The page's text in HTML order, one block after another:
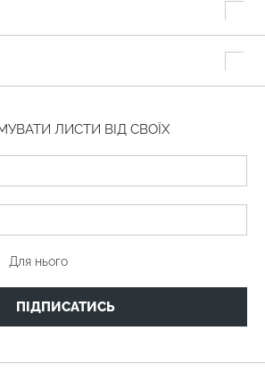
ЛИСТИ ВІД СВОЇХ
Для нього
ПІДПИСАТИСЬ